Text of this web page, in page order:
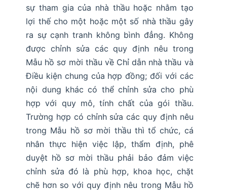
sự tham gia của nhà thầu hoặc nhằm tạo
lợi thế cho một hoặc một số nhà thầu gây
ra sự cạnh tranh không bình đẳng. Không
được chỉnh sửa các quy định nêu trong
Mẫu hồ sơ mời thầu về Chỉ dẫn nhà thầu và
Điều kiện chung của hợp đồng; đối với các
nội dung khác có thể chỉnh sửa cho phù
hợp với quy mô, tính chất của gói thầu.
Trường hợp có chỉnh sửa các quy định nêu
trong Mẫu hồ sơ mời thầu thì tổ chức, cá
nhân thực hiện việc lập, thẩm định, phê
duyệt hồ sơ mời thầu phải bảo đảm việc
chỉnh sửa đó là phù hợp, khoa học, chặt
chẽ hơn so với quy định nêu trong Mẫu hồ